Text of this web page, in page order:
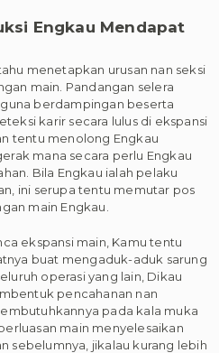
Engkau Mendapat
menetapkan urusan nan seksi
main. Pandangan selera
berdampingan beserta
karir secara lulus di ekspansi
tentu menolong Engkau
mana secara perlu Engkau
Bila Engkau ialah pelaku
ini serupa tentu memutar pos
main Engkau.
ekspansi main, Kamu tentu
buat mengaduk-aduk sarung
operasi yang lain, Dikau
pencahanan nan
pada kala muka
main menyelesaikan
sebelumnya, jikalau kurang lebih